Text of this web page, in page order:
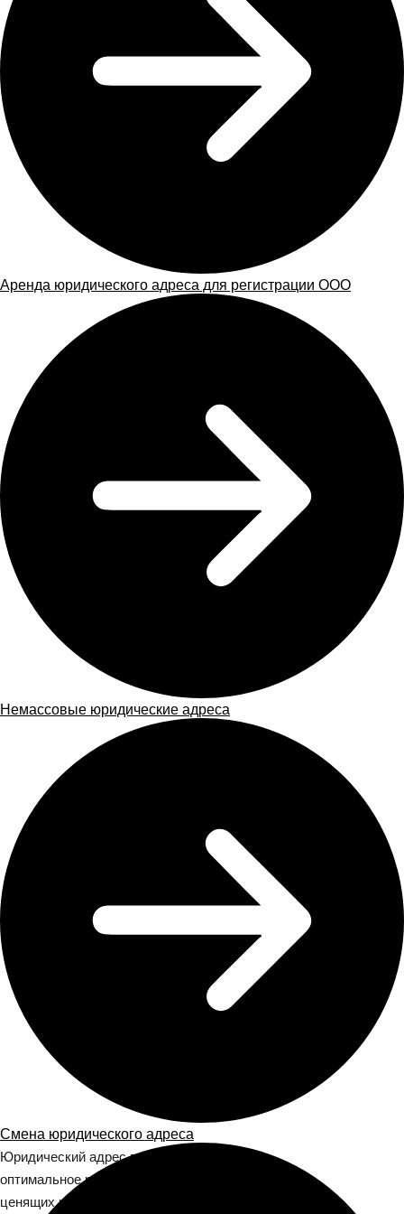
Юридический адрес в бизнес-центре —
оптимальное решение для компаний,
ценящих имидж и надёжность. В отличие
Аренда юридического адреса для регистрации ООО
Немассовые юридические адреса
Смена юридического адреса